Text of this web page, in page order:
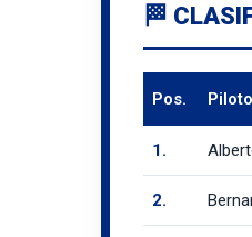
🏁
Pos.
1.
2.